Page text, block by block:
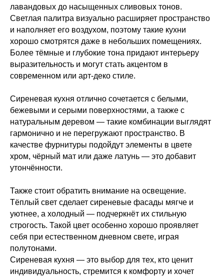
лавандовых до насыщенных сливовых тонов.
Светлая палитра визуально расширяет пространство
и наполняет его воздухом, поэтому такие кухни
хорошо смотрятся даже в небольших помещениях.
Более тёмные и глубокие тона придают интерьеру
выразительность и могут стать акцентом в
современном или арт-деко стиле.
Сиреневая кухня отлично сочетается с белыми,
бежевыми и серыми поверхностями, а также с
натуральным деревом — такие комбинации выглядят
гармонично и не перегружают пространство. В
качестве фурнитуры подойдут элементы в цвете
хром, чёрный мат или даже латунь — это добавит
утончённости.
Также стоит обратить внимание на освещение.
Тёплый свет сделает сиреневые фасады мягче и
уютнее, а холодный — подчеркнёт их стильную
строгость. Такой цвет особенно хорошо проявляет
себя при естественном дневном свете, играя
полутонами.
Сиреневая кухня — это выбор для тех, кто ценит
индивидуальность, стремится к комфорту и хочет